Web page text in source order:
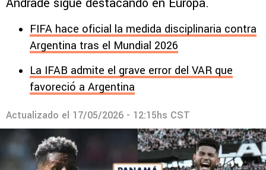
FIFA hace oficial la medida disciplinaria contra
Argentina tras el Mundial 2026
La IFAB admite el grave error del VAR que
favoreció a Argentina
Actualizado el 17/05/2026 - 12:15hs CST